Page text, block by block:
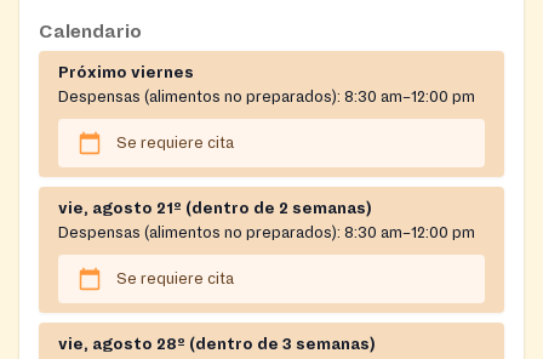
Calendario
Próximo viernes
Despensas (alimentos no preparados): 8:30 am–12:00 pm
Se requiere cita
vie, agosto 21º (dentro de 2 semanas)
Despensas (alimentos no preparados): 8:30 am–12:00 pm
Se requiere cita
vie, agosto 28º (dentro de 3 semanas)